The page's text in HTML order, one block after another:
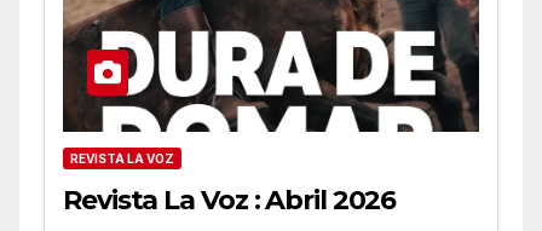
REVISTA LA VOZ
Revista La Voz : Abril 2026